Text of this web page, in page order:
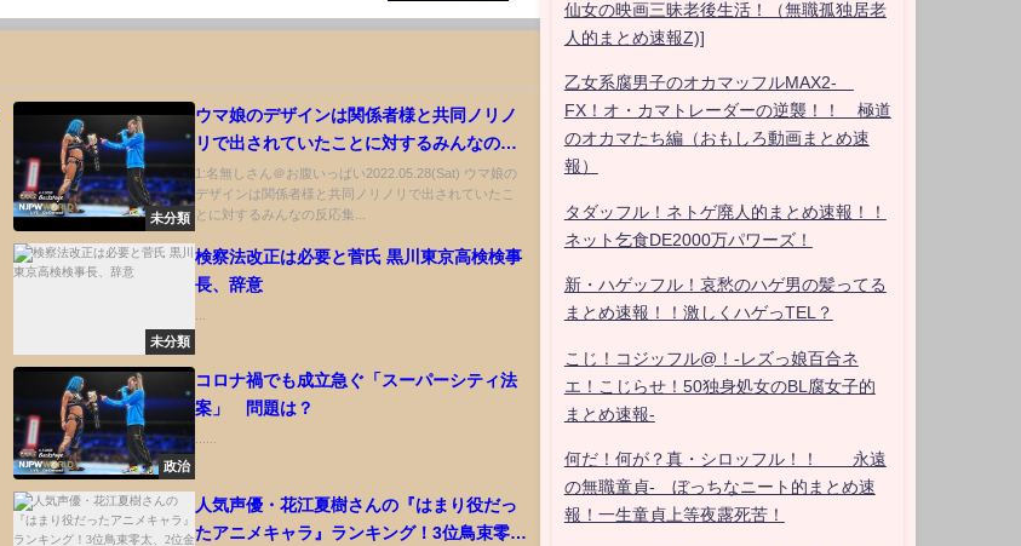
未分類
ウマ娘のデザインは関係者様と共同ノリノ
リで出されていたことに対するみんなの反
応集【ウマ娘プリティーダービー】
1:名無しさん＠お腹いっぱい2022.05.28(Sat) ウマ娘の
デザインは関係者様と共同ノリノリで出されていたこ
とに対するみんなの反応集...
未分類
検察法改正は必要と菅氏 黒川東京高検検事
長、辞意
政治
コロナ禍でも成立急ぐ「スーパーシティ法
案」 問題は？
人気声優・花江夏樹さんの『はまり役だっ
たアニメキャラ』ランキング！3位鳥束零
仙女の映画三昧老後生活！（無職孤独居老
人的まとめ速報Z)]
乙女系腐男子のオカマッフルMAX2-
FX！オ・カマトレーダーの逆襲！！ 極道
のオカマたち編（おもしろ動画まとめ速
報）
タダッフル！ネトゲ廃人的まとめ速報！！
ネット乞食DE2000万パワーズ！
新・ハゲッフル！哀愁のハゲ男の髪ってる
まとめ速報！！激しくハゲっTEL？
こじ！コジッフル@！-レズっ娘百合ネ
エ！こじらせ！50独身処女のBL腐女子的
まとめ速報-
何だ！何が？真・シロッフル！！ 永遠
の無職童貞- ぼっちなニート的まとめ速
報！一生童貞上等夜露死苦！